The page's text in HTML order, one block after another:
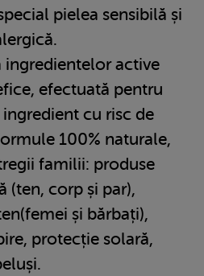
pielea sensibilă și
ingredientelor active
efectuată pentru
cu risc de
100% naturale,
familii: produse
(ten, corp și par),
și bărbați),
protecție solară,